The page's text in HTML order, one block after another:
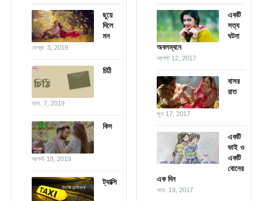
ছুয়ে
দিলে
মন
ফেব্রু. 3, 2019
চিঠি
নভে. 7, 2019
কিস
আগস্ট 18, 2019
ট্যাক্সি
একটি
সত্য
ঘটনা
অবলম্বনে
আগস্ট 12, 2017
বাসর
রাত
জুন 17, 2017
একটি
ভাই ও
একটি
বোনের
এক দিন
নভে. 19, 2017